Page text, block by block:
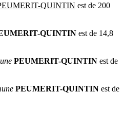
QUINTIN est de 200
QUINTIN est de 14,8
PEUMERIT-QUINTIN est de
PEUMERIT-QUINTIN est de